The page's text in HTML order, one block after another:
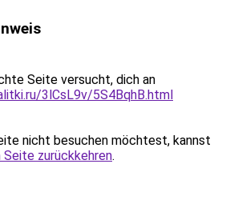
Seite versucht, dich an
3lCsL9v/5S4BqhB.html
nicht besuchen möchtest, kannst
Seite zurückkehren.